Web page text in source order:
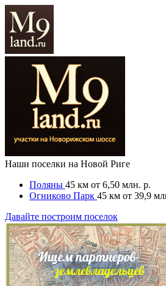
Наши поселки на Новой Риге
Поляны 45 км от 6,50 млн. р.
Огниково Парк 45 км от 39,9
Давайте построим поселок